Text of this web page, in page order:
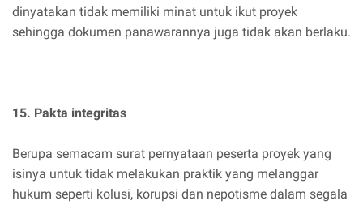
dinyatakan tidak memiliki minat untuk ikut proyek
sehingga dokumen panawarannya juga tidak akan berlaku.
15. Pakta integritas
Berupa semacam surat pernyataan peserta proyek yang
isinya untuk tidak melakukan praktik yang melanggar
hukum seperti kolusi, korupsi dan nepotisme dalam segala